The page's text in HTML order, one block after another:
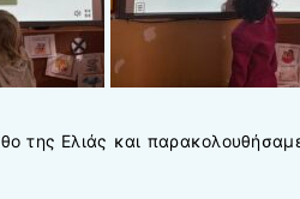
της Ελιάς και